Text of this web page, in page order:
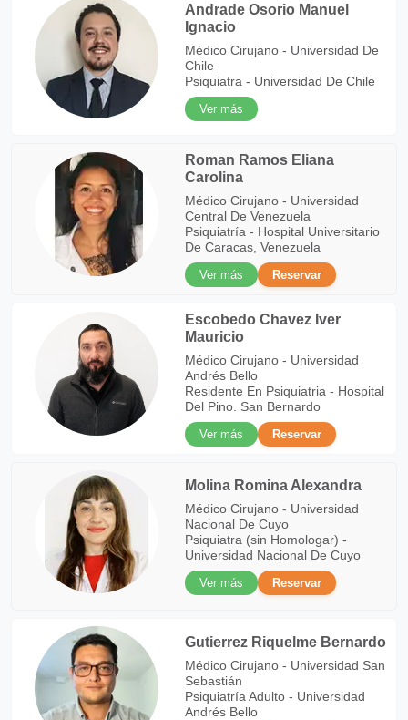
Andrade Osorio Manuel
Ignacio
Médico Cirujano - Universidad De
Chile
Psiquiatra - Universidad De Chile
Ver más
Roman Ramos Eliana
Carolina
Médico Cirujano - Universidad
Central De Venezuela
Psiquiatría - Hospital Universitario
De Caracas, Venezuela
Ver más
Reservar
Escobedo Chavez Iver
Mauricio
Médico Cirujano - Universidad
Andrés Bello
Residente En Psiquiatria - Hospital
Del Pino. San Bernardo
Ver más
Reservar
Molina Romina Alexandra
Médico Cirujano - Universidad
Nacional De Cuyo
Psiquiatra (sin Homologar) -
Universidad Nacional De Cuyo
Ver más
Reservar
Gutierrez Riquelme Bernardo
Médico Cirujano - Universidad San
Sebastián
Psiquiatría Adulto - Universidad
Andrés Bello